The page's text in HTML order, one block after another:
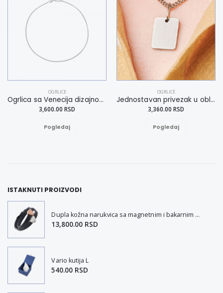
OGRLICE
Ogrlica sa Venecija dizajnom XL
3,600.00 RSD
Pogledaj
OGRLICE
Jednostavan privezak u obliku pravougaonika
3,360.00 RSD
Pogledaj
ISTAKNUTI PROIZVODI
Dupla kožna narukvica sa magnetnim i bakarnim dodacima L-XXL
13,800.00 RSD
Vario kutija L
540.00 RSD